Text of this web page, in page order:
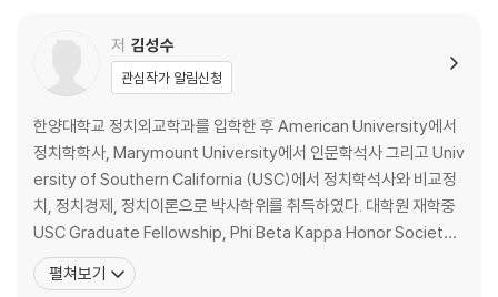
제1절 국가에 대한 일반적 논의 72
제2절 체계론적·구조기능론적 접근 77
제3절 계급주의 국가론 86
제4절 다원주의 국가론 94
제5절 국가론의 의의 106
제4장 정치문화 107
제1절 정치문화 연구의 기원과 방법적 특성 109
제2절 시민문화 연구 126
제3절 정치사회화를 통한 정치과정 연구 135
저 김성수
관심작가 알림신청
한양대학교 정치외교학과를 입학한 후 American University에서
정치학학사, Marymount University에서 인문학석사 그리고 Univ
ersity of Southern California (USC)에서 정치학석사와 비교정
치, 정치경제, 정치이론으로 박사학위를 취득하였다. 대학원 재학중
USC Graduate Fellowship, Phi Beta Kappa Honor Society
Dissertation Scholarship, Jesse M. Unruh Institute of Politi
cs Research Fellowship 등의 연구지원과 더불어 Korean
펼쳐보기